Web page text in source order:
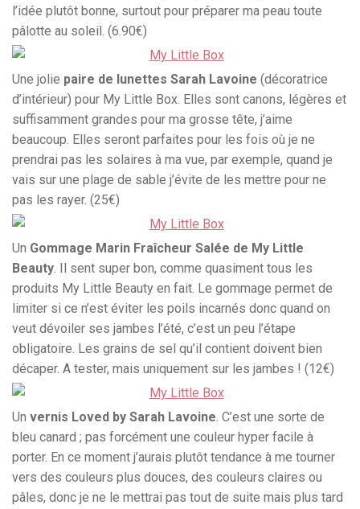
l’idée plutôt bonne, surtout pour préparer ma peau toute
pâlotte au soleil. (6.90€)
Une jolie paire de lunettes Sarah Lavoine (décoratrice
d’intérieur) pour My Little Box. Elles sont canons, légères et
suffisamment grandes pour ma grosse tête, j’aime
beaucoup. Elles seront parfaites pour les fois où je ne
prendrai pas les solaires à ma vue, par exemple, quand je
vais sur une plage de sable j’évite de les mettre pour ne
pas les rayer. (25€)
Un Gommage Marin Fraîcheur Salée de My Little
Beauty. Il sent super bon, comme quasiment tous les
produits My Little Beauty en fait. Le gommage permet de
limiter si ce n’est éviter les poils incarnés donc quand on
veut dévoiler ses jambes l’été, c’est un peu l’étape
obligatoire. Les grains de sel qu’il contient doivent bien
décaper. A tester, mais uniquement sur les jambes ! (12€)
Un vernis Loved by Sarah Lavoine. C’est une sorte de
bleu canard ; pas forcément une couleur hyper facile à
porter. En ce moment j’aurais plutôt tendance à me tourner
vers des couleurs plus douces, des couleurs claires ou
pâles, donc je ne le mettrai pas tout de suite mais plus tard